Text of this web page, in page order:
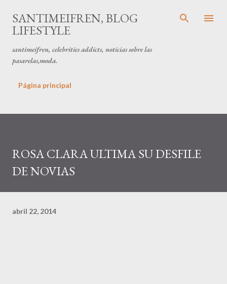
Ir al contenido principal
SANTIMEIFREN, BLOG
LIFESTYLE
santimeifren, celebrities addicts, noticias sobre las
pasarelas,moda.
Página principal
ROSA CLARA ULTIMA SU DESFILE
DE NOVIAS
abril 22, 2014